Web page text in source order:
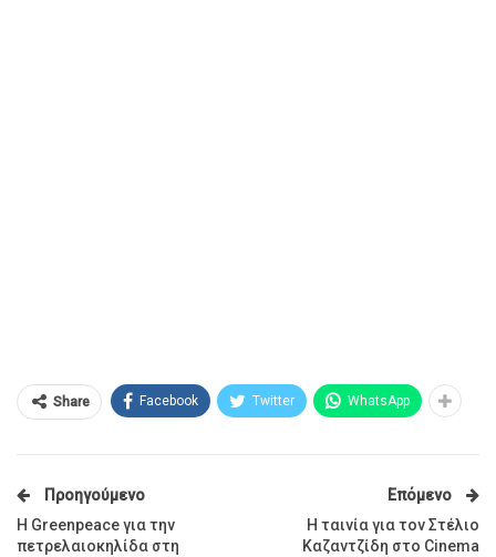
Share Facebook Twitter WhatsApp
Προηγούμενο
Η Greenpeace για την
πετρελαιοκηλίδα στη
Επόμενο
Η ταινία για τον Στέλιο
Καζαντζίδη στο Cinema